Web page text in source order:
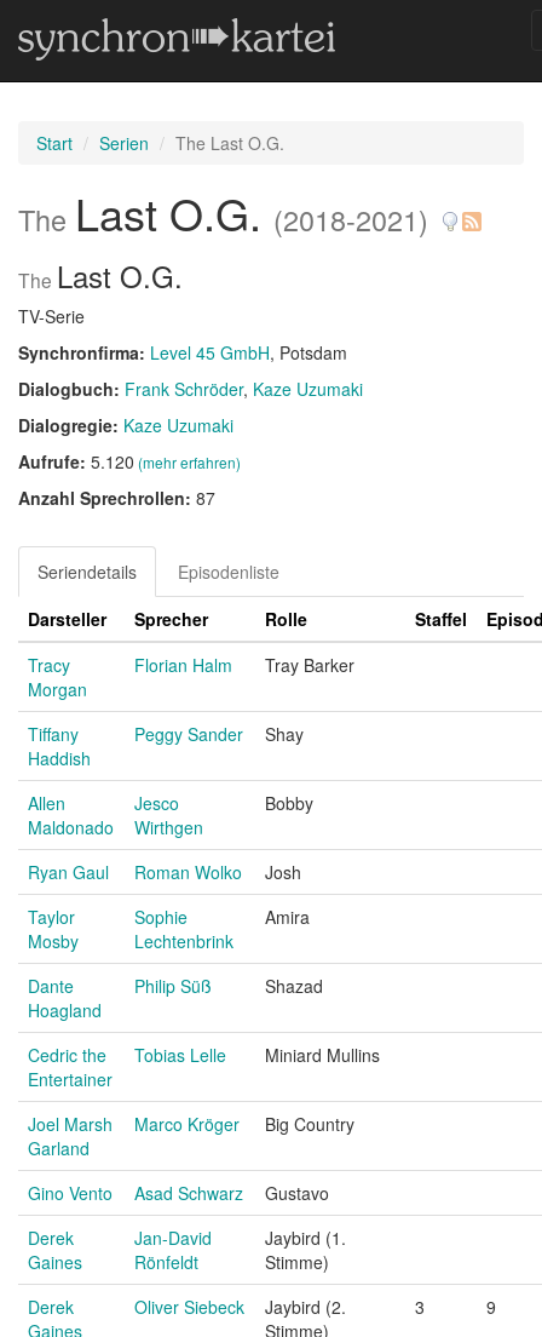
Start Serien The Last O.G.
The Last O.G. (2018-2021)
The Last O.G.
TV-Serie
Synchronfirma: Level 45 GmbH, Potsdam
Dialogbuch: Frank Schröder Kaze Uzumaki
Dialogregie: Kaze Uzumaki
Aufrufe: 5.120 (mehr erfahren)
Anzahl Sprechrollen: 87
Seriendetails
Episodenliste
Darsteller
Sprecher Rolle Staffel
Tracy
Morgan
Florian Halm Tray Barker
Tiffany
Haddish
Peggy Sander Shay
Allen
Maldonado
Jesco
Wirthgen
Bobby
Ryan Gaul Roman Wolko
Josh
Taylor
Mosby
Sophie
Lechtenbrink
Amira
Dante
Hoagland
Philip Süß Shazad
Cedric the
Entertainer
Tobias Lelle Miniard Mullins
Joel Marsh
Garland
Marco Kröger Big Country
Gino Vento Asad Schwarz
Gustavo
Derek
Gaines
Jan-David
Rönfeldt
Jaybird (1.
Stimme)
Derek
Gaines
Oliver Siebeck
Jaybird (2.
Stimme)
3 9